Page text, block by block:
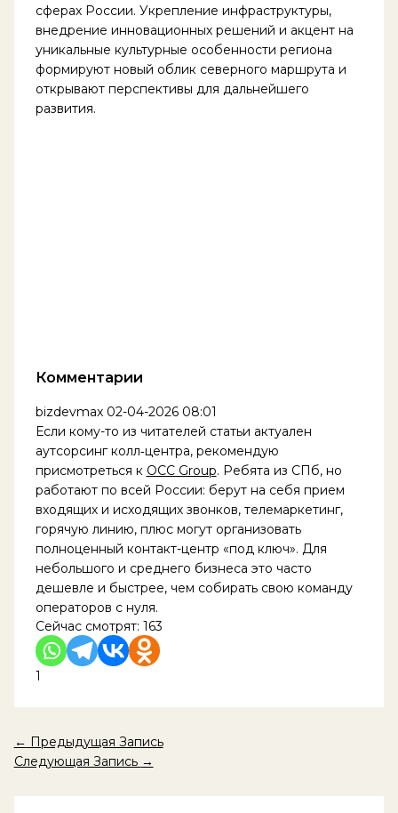
сферах России. Укрепление инфраструктуры,
внедрение инновационных решений и акцент на
уникальные культурные особенности региона
формируют новый облик северного маршрута и
открывают перспективы для дальнейшего
развития.
Комментарии
bizdevmax 02-04-2026 08:01
Если кому-то из читателей статьи актуален
аутсорсинг колл‑центра, рекомендую
присмотреться к OCC Group. Ребята из СПб, но
работают по всей России: берут на себя прием
входящих и исходящих звонков, телемаркетинг,
горячую линию, плюс могут организовать
полноценный контакт-центр «под ключ». Для
небольшого и среднего бизнеса это часто
дешевле и быстрее, чем собирать свою команду
операторов с нуля.
Сейчас смотрят: 163
1
← Предыдущая Запись
Следующая Запись →